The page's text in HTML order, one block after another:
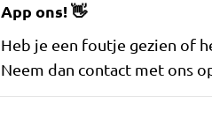
App ons!👋
Heb je een foutje gezien of
Neem dan contact met ons